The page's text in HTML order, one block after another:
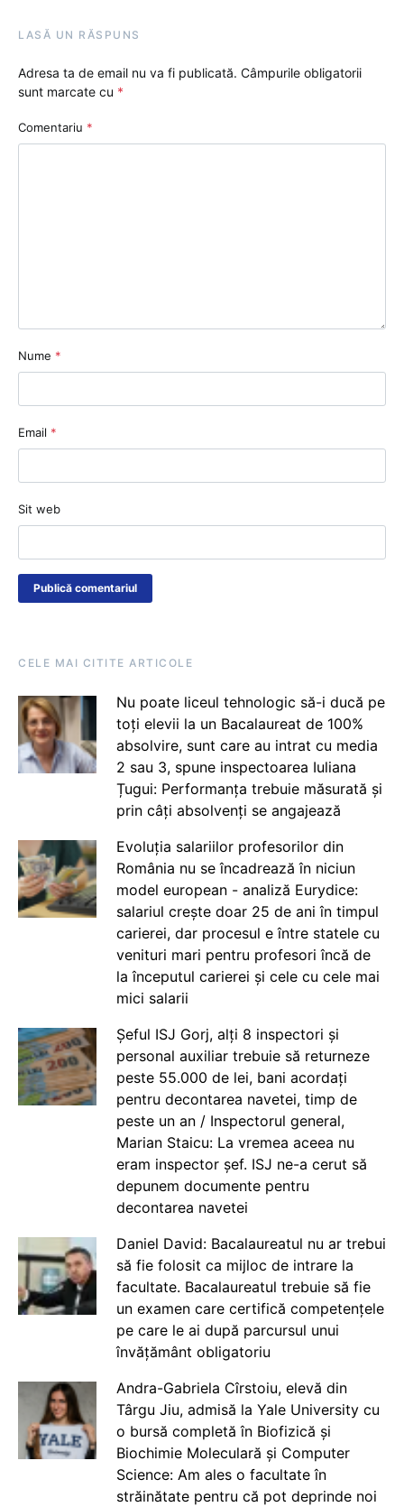
LASĂ UN RĂSPUNS
Adresa ta de email nu va fi publicată. Câmpurile obligatorii
sunt marcate cu *
Comentariu *
Nume *
Email *
Sit web
CELE MAI CITITE ARTICOLE
Nu poate liceul tehnologic să-i ducă pe
toți elevii la un Bacalaureat de 100%
absolvire, sunt care au intrat cu media
2 sau 3, spune inspectoarea Iuliana
Țugui: Performanța trebuie măsurată și
prin câți absolvenți se angajează
Evoluția salariilor profesorilor din
România nu se încadrează în niciun
model european - analiză Eurydice:
salariul crește doar 25 de ani în timpul
carierei, dar procesul e între statele cu
venituri mari pentru profesori încă de
la începutul carierei și cele cu cele mai
mici salarii
Șeful ISJ Gorj, alți 8 inspectori și
personal auxiliar trebuie să returneze
peste 55.000 de lei, bani acordați
pentru decontarea navetei, timp de
peste un an / Inspectorul general,
Marian Staicu: La vremea aceea nu
eram inspector șef. ISJ ne-a cerut să
depunem documente pentru
decontarea navetei
Daniel David: Bacalaureatul nu ar trebui
să fie folosit ca mijloc de intrare la
facultate. Bacalaureatul trebuie să fie
un examen care certifică competențele
pe care le ai după parcursul unui
învățământ obligatoriu
Andra-Gabriela Cîrstoiu, elevă din
Târgu Jiu, admisă la Yale University cu
o bursă completă în Biofizică și
Biochimie Moleculară și Computer
Science: Am ales o facultate în
străinătate pentru că pot deprinde noi